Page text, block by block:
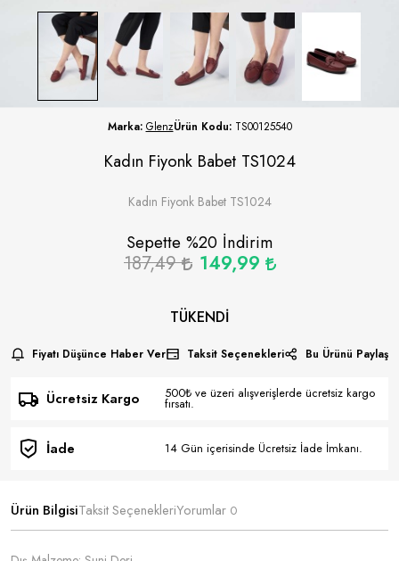
Marka: GlenzÜrün Kodu: TS00125540
Kadın Fiyonk Babet TS1024
Kadın Fiyonk Babet TS1024
Sepette %20İndirim
187,49 149,99
TÜKENDI
Fiyatı Düşünce Haber Ver Taksit Seçenekleri Bu Ürünü Paylaş
Ücretsiz Kargo 500₺ ve üzeri alışverişlerde ücretsiz kargo
fırsatı.
İade 14 Gün içerisinde Ücretsiz İade İmkanı.
Ürün BilgisiTaksit SeçenekleriYorumlar 0